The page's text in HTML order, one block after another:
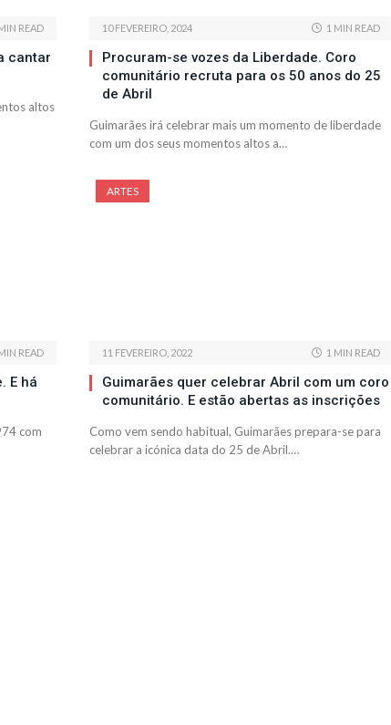
READ
cantar
altos
10 FEVEREIRO, 2024 1 MIN READ
Procuram-se vozes da Liberdade. Coro
comunitário recruta para os 50 anos do 25
de Abril
Guimarães irá celebrar mais um momento de liberdade
com um dos seus momentos altos a…
READ
E há
com
ARTES
11 FEVEREIRO, 2022 1 MIN READ
Guimarães quer celebrar Abril com um coro
comunitário. E estão abertas as inscrições
Como vem sendo habitual, Guimarães prepara-se para
celebrar a icónica data do 25 de Abril.…